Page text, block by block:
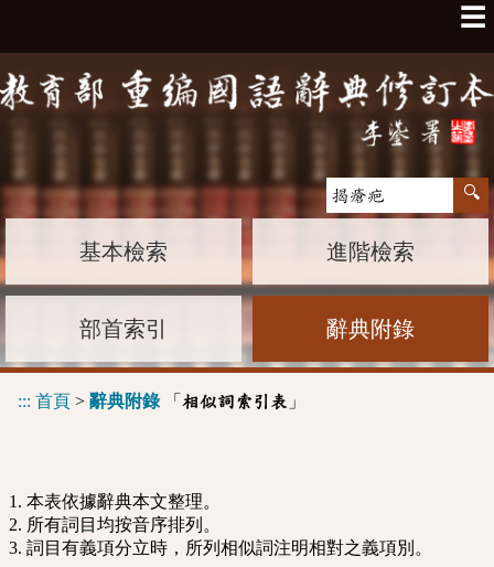
☰
基本檢索 進階檢索
部首索引 辭典附錄
::: 首頁 > 辭典附錄「 相似詞索引表 」
1. 本表依據辭典本文整理。
2. 所有詞目均按音序排列。
3. 詞目有義項分立時，所列相似詞注明相對之義項別。